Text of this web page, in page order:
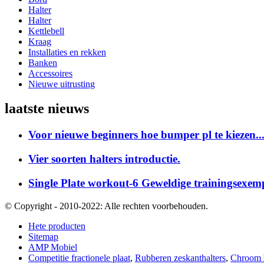
Halter
Halter
Kettlebell
Kraag
Installaties en rekken
Banken
Accessoires
Nieuwe uitrusting
laatste nieuws
Voor nieuwe beginners hoe bumper pl te kiezen...
Vier soorten halters introductie.
Single Plate workout-6 Geweldige
© Copyright - 2010-2022: Alle rechten voorbehouden.
Hete producten
Sitemap
AMP Mobiel
Competitie fractionele plaat, Rubberen zeskanthalters, Chroom